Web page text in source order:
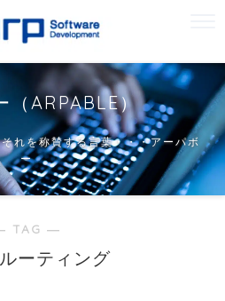
（ARPABLE）
れを称賛する言葉・・・アーパボ
ー
TAG ―
ーティング